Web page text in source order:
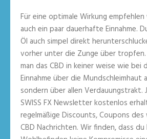
Für eine optimale Wirkung
auch ein paar dauerhafte Einnahme.
Öl auch simpel direkt
vorher unter die Zunge über
man das CBD in keiner weise wie bei
Einnahme über die Mundschleimhaut
sondern über allen Verdauungstrakt.
SWISS FX Newsletter kostenlos
regelmäßige Discounts, Coupons
CBD Nachrichten. Wir finden, dass